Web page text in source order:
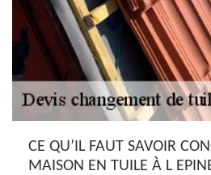
CE QU’IL FAUT SAVOIR
MAISON EN TUILE À L